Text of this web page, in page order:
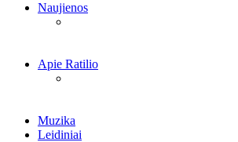
Naujienos
Apie Ratilio
Muzika
Leidiniai